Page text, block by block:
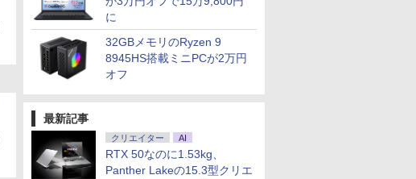
に
32GBメモリのRyzen 9
8945HS搭載ミニPCが2万円
オフ
最新記事
クリエイター AI
RTX 50なのに1.53kg、
Panther Lakeの15.3型クリエ